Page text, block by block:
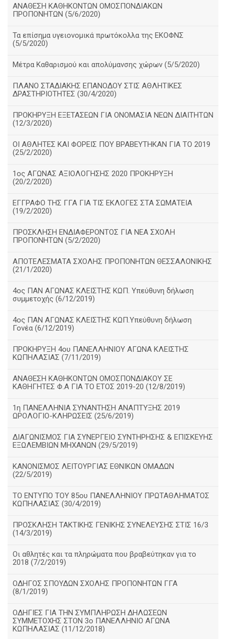
ΑΝΑΘΕΣΗ ΚΑΘΗΚΟΝΤΩΝ ΟΜΟΣΠΟΝΔΙΑΚΩΝ
ΠΡΟΠΟΝΗΤΩΝ (5/6/2020)
Τα επίσημα υγειονομικά πρωτόκολλα της ΕΚΟΦΝΣ
(5/5/2020)
Μέτρα Καθαρισμού και απολύμανσης χώρων (5/5/2020)
ΠΛΑΝΟ ΣΤΑΔΙΑΚΗΣ ΕΠΑΝΟΔΟΥ ΣΤΙΣ ΑΘΛΗΤΙΚΕΣ
ΔΡΑΣΤΗΡΙΟΤΗΤΕΣ (30/4/2020)
ΠΡΟΚΗΡΥΞΗ ΕΞΕΤΑΣΕΩΝ ΓΙΑ ΟΝΟΜΑΣΙΑ ΝΕΩΝ ΔΙΑΙΤΗΤΩΝ
(12/3/2020)
ΟΙ ΑΘΛΗΤΕΣ ΚΑΙ ΦΟΡΕΙΣ ΠΟΥ ΒΡΑΒΕΥΤΗΚΑΝ ΓΙΑ ΤΟ 2019
(25/2/2020)
1ος ΑΓΩΝΑΣ ΑΞΙΟΛΟΓΗΣΗΣ 2020 ΠΡΟΚΗΡΥΞΗ
(20/2/2020)
ΕΓΓΡΑΦΟ ΤΗΣ ΓΓΑ ΓΙΑ ΤΙΣ ΕΚΛΟΓΕΣ ΣΤΑ ΣΩΜΑΤΕΙΑ
(19/2/2020)
ΠΡΟΣΚΛΗΣΗ ΕΝΔΙΑΦΕΡΟΝΤΟΣ ΓΙΑ ΝΕΑ ΣΧΟΛΗ
ΠΡΟΠΟΝΗΤΩΝ (5/2/2020)
ΑΠΟΤΕΛΕΣΜΑΤΑ ΣΧΟΛΗΣ ΠΡΟΠΟΝΗΤΩΝ ΘΕΣΣΑΛΟΝΙΚΗΣ
(21/1/2020)
4ος ΠΑΝ ΑΓΩΝΑΣ ΚΛΕΙΣΤΗΣ ΚΩΠ. Υπεύθυνη δήλωση
συμμετοχής (6/12/2019)
4ος ΠΑΝ ΑΓΩΝΑΣ ΚΛΕΙΣΤΗΣ ΚΩΠ.Υπεύθυνη δήλωση
Γονέα (6/12/2019)
ΠΡΟΚΗΡΥΞΗ 4ου ΠΑΝΕΛΛΗΝΙΟΥ ΑΓΩΝΑ ΚΛΕΙΣΤΗΣ
ΚΩΠΗΛΑΣΙΑΣ (7/11/2019)
ΑΝΑΘΕΣΗ ΚΑΘΗΚΟΝΤΩΝ ΟΜΟΣΠΟΝΔΙΑΚΟΥ ΣΕ
ΚΑΘΗΓΗΤΕΣ Φ.Α ΓΙΑ ΤΟ ΕΤΟΣ 2019-20 (12/8/2019)
1η ΠΑΝΕΛΛΗΝΙΑ ΣΥΝΑΝΤΗΣΗ ΑΝΑΠΤΥΞΗΣ 2019
ΩΡΟΛΟΓΙΟ-ΚΛΗΡΩΣΕΙΣ (25/6/2019)
ΔΙΑΓΩΝΙΣΜΟΣ ΓΙΑ ΣΥΝΕΡΓΕΙΟ ΣΥΝΤΗΡΗΣΗΣ & ΕΠΙΣΚΕΥΗΣ
ΕΞΩΛΕΜΒΙΩΝ ΜΗΧΑΝΩΝ (29/5/2019)
ΚΑΝΟΝΙΣΜΟΣ ΛΕΙΤΟΥΡΓΙΑΣ ΕΘΝΙΚΩΝ ΟΜΑΔΩΝ
(22/5/2019)
ΤΟ ΕΝΤΥΠΟ ΤΟΥ 85ου ΠΑΝΕΛΛΗΝΙΟΥ ΠΡΩΤΑΘΛΗΜΑΤΟΣ
ΚΩΠΗΛΑΣΙΑΣ (30/4/2019)
ΠΡΟΣΚΛΗΣΗ ΤΑΚΤΙΚΗΣ ΓΕΝΙΚΗΣ ΣΥΝΕΛΕΥΣΗΣ ΣΤΙΣ 16/3
(14/3/2019)
Οι αθλητές και τα πληρώματα που βραβεύτηκαν για το
2018 (7/2/2019)
ΟΔΗΓΟΣ ΣΠΟΥΔΩΝ ΣΧΟΛΗΣ ΠΡΟΠΟΝΗΤΩΝ ΓΓΑ
(8/1/2019)
ΟΔΗΓΙΕΣ ΓΙΑ ΤΗΝ ΣΥΜΠΛΗΡΩΣΗ ΔΗΛΩΣΕΩΝ
ΣΥΜΜΕΤΟΧΗΣ ΣΤΟΝ 3ο ΠΑΝΕΛΛΗΝΙΟ ΑΓΩΝΑ
ΚΩΠΗΛΑΣΙΑΣ (11/12/2018)